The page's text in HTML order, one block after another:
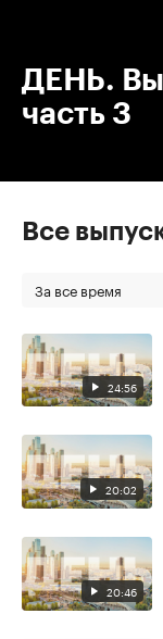
ДЕНЬ.
часть 3
Все
За все время
24:56
20:02
20:46